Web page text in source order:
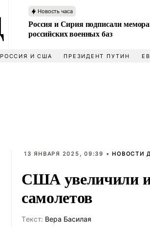
Новость часа
Россия и Сирия подписали
российских военных баз
РОССИЯ И США ПРЕЗИДЕНТ ПУТИН
13 ЯНВАРЯ 2025, 09:39 • НОВОСТИ
США увеличили
самолетов
Tекст: Вера Басилая